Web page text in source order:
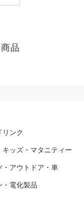
品
リンク
キッズ・マタニティー
・アウトドア・車
・電化製品